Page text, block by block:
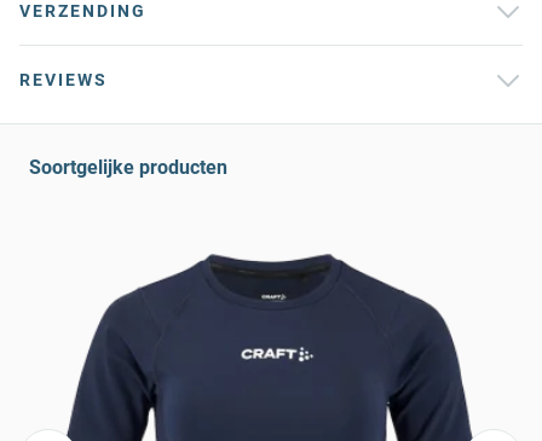
VERZENDING
REVIEWS
Soortgelijke producten